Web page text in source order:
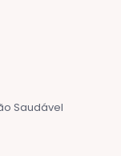
Saudável